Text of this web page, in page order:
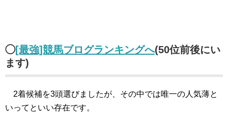
◯[最強]競馬ブログランキングへ(50位前後にい
ます)
2着候補を3頭選びましたが、その中では唯一の人気薄と
いってといい存在です。